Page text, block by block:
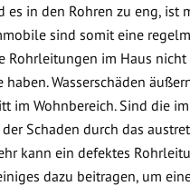
in den Rohren zu eng, ist
sind somit eine
Rohrleitungen im Haus
Wasserschäden
im Wohnbereich. Sind die
Schaden durch das
kann ein defektes
dazu beitragen, um